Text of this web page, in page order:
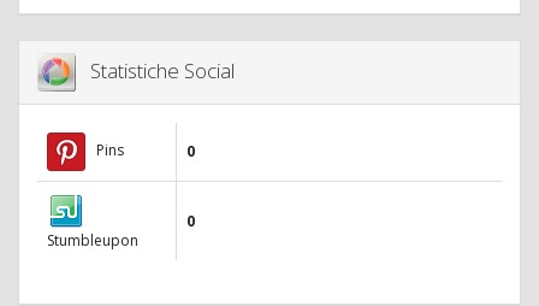
Statistiche Social
Pins 0
Stumbleupon
0